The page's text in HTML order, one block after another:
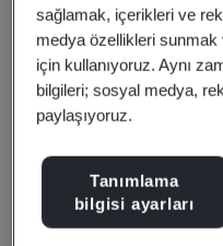
sağlamak, içerikleri ve
medya özellikleri
için kullanıyoruz. Aynı
bilgileri; sosyal medya,
paylaşıyoruz.
Tanımlama
bilgisi ayarları